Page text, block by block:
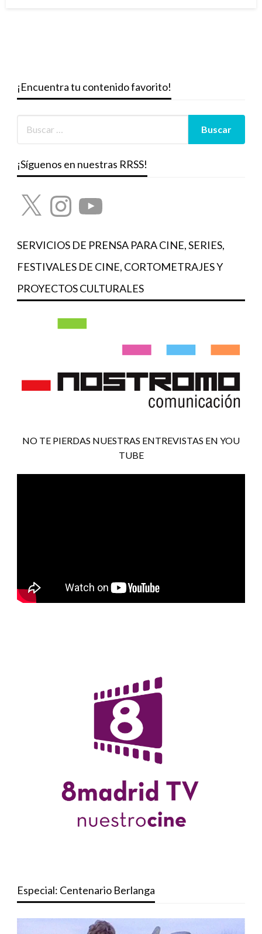
¡Encuentra tu contenido favorito!
¡Síguenos en nuestras RRSS!
X InstagramYouTube
SERVICIOS DE PRENSA PARA CINE, SERIES,
FESTIVALES DE CINE, CORTOMETRAJES Y
PROYECTOS CULTURALES
NO TE PIERDAS NUESTRAS ENTREVISTAS EN YOU
TUBE
Especial: Centenario Berlanga